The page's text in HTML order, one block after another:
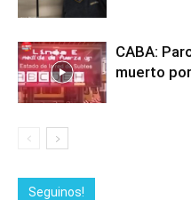
CABA:
muerto
Seguinos!